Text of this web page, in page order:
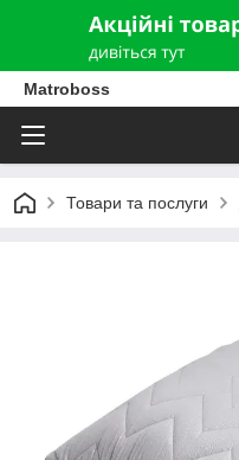
Matroboss
Товари та послуги